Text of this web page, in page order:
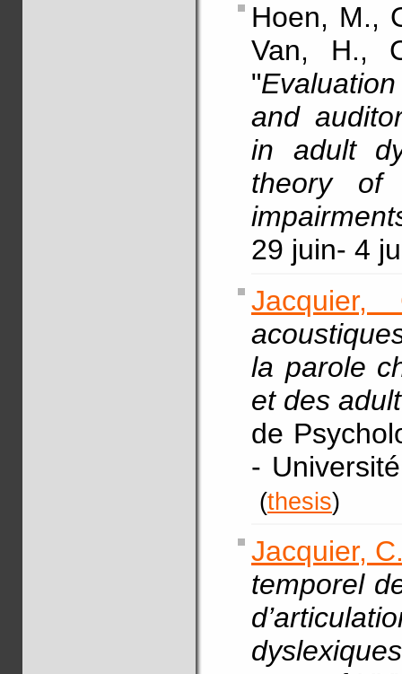
Hoen, M.,
Van, H.,
"
and
in adult
theory of
29 juin- 4
Jacquier,
la parole
et des
de
-
(thesis)
Jacquier,
temporel